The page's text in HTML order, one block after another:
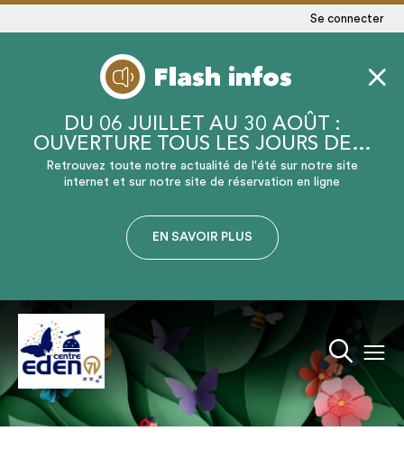
Se connecter
Flash infos
DU 06 JUILLET AU 30 AOÛT :
OUVERTURE TOUS LES JOURS DE…
Retrouvez toute notre actualité de l'été sur notre site
internet et sur notre site de réservation en ligne
EN SAVOIR PLUS